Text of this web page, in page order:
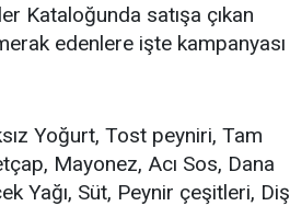
Kataloğunda satışa çıkan
edenlere işte kampanyası
Yoğurt, Tost peyniri, Tam
Mayonez, Acı Sos, Dana
Yağı, Süt, Peynir çeşitleri, Diş